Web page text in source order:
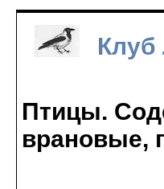
Птицы.
врановые,